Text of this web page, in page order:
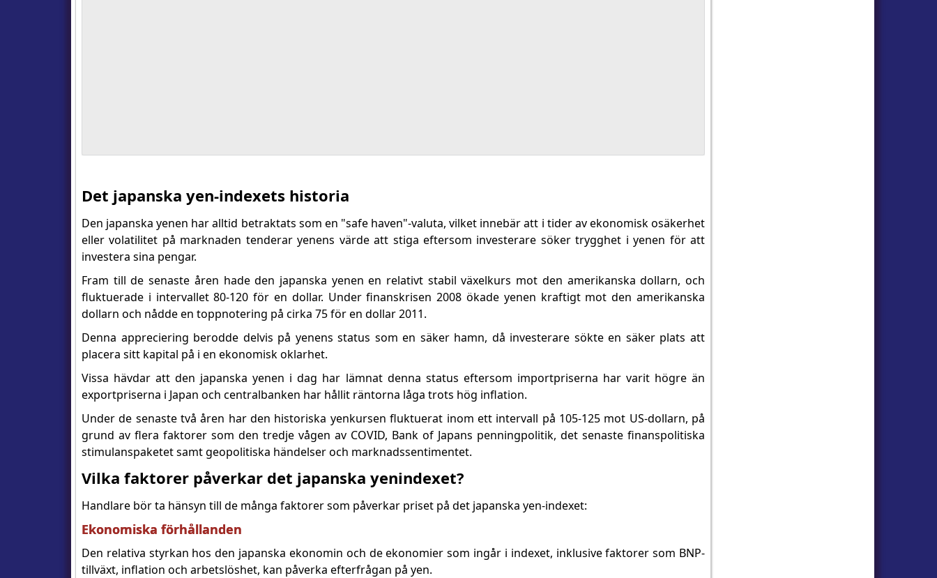
Det japanska yen-indexets historia
Den japanska yenen har alltid betraktats som en "safe haven"-valuta, vilket innebär att i tider av ekonomisk osäkerhet
eller volatilitet på marknaden tenderar yenens värde att stiga eftersom investerare söker trygghet i yenen för att
investera sina pengar.
Fram till de senaste åren hade den japanska yenen en relativt stabil växelkurs mot den amerikanska dollarn, och
fluktuerade i intervallet 80-120 för en dollar. Under finanskrisen 2008 ökade yenen kraftigt mot den amerikanska
dollarn och nådde en toppnotering på cirka 75 för en dollar 2011.
Denna appreciering berodde delvis på yenens status som en säker hamn, då investerare sökte en säker plats att
placera sitt kapital på i en ekonomisk oklarhet.
Vissa hävdar att den japanska yenen i dag har lämnat denna status eftersom importpriserna har varit högre än
exportpriserna i Japan och centralbanken har hållit räntorna låga trots hög inflation.
Under de senaste två åren har den historiska yenkursen fluktuerat inom ett intervall på 105-125 mot US-dollarn, på
grund av flera faktorer som den tredje vågen av COVID, Bank of Japans penningpolitik, det senaste finanspolitiska
stimulanspaketet samt geopolitiska händelser och marknadssentimentet.
Vilka faktorer påverkar det japanska yenindexet?
Handlare bör ta hänsyn till de många faktorer som påverkar priset på det japanska yen-indexet:
Ekonomiska förhållanden
Den relativa styrkan hos den japanska ekonomin och de ekonomier som ingår i indexet, inklusive faktorer som BNP-
tillväxt, inflation och arbetslöshet, kan påverka efterfrågan på yen.